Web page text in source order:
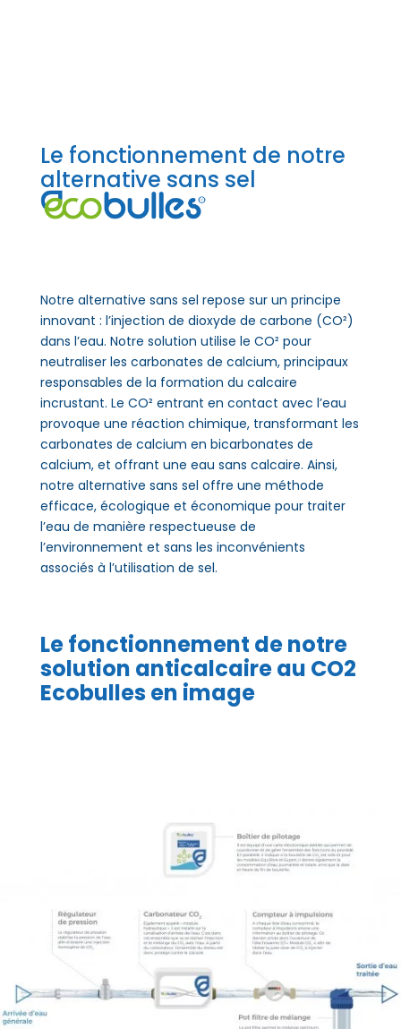
Le fonctionnement de notre
alternative sans sel
Notre alternative sans sel repose sur un principe
innovant : l’injection de dioxyde de carbone (CO²)
dans l’eau. Notre solution utilise le CO² pour
neutraliser les carbonates de calcium, principaux
responsables de la formation du calcaire
incrustant. Le CO² entrant en contact avec l’eau
provoque une réaction chimique, transformant les
carbonates de calcium en bicarbonates de
calcium, et offrant une eau sans calcaire. Ainsi,
notre alternative sans sel offre une méthode
efficace, écologique et économique pour traiter
l’eau de manière respectueuse de
l’environnement et sans les inconvénients
associés à l’utilisation de sel.
Le fonctionnement de notre
solution anticalcaire au CO2
Ecobulles en image